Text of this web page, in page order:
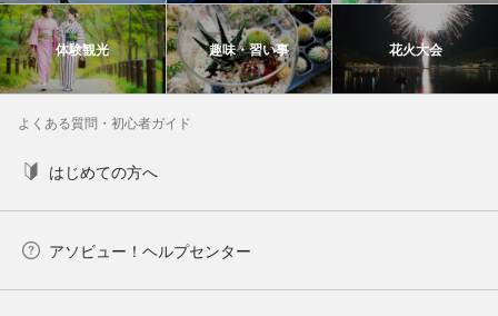
体験観光 趣味・習い事 花火大会
よくある質問・初心者ガイド
はじめての方へ
アソビュー！ヘルプセンター